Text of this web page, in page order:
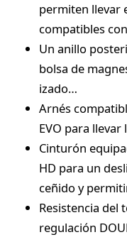
permiten llevar
compatibles
Un anillo
bolsa de
izado…
Arnés
EVO para
Cinturón
HD para un
ceñido y
Resistencia del
regulación